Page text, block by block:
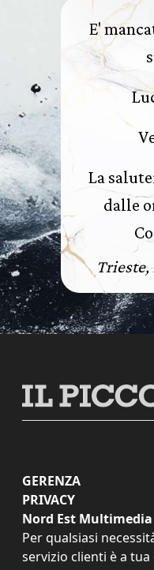
E'
La
dalle
Trieste,
GERENZA
PRIVACY
Nord Est Multimedia
Per qualsiasi
servizio clienti è a